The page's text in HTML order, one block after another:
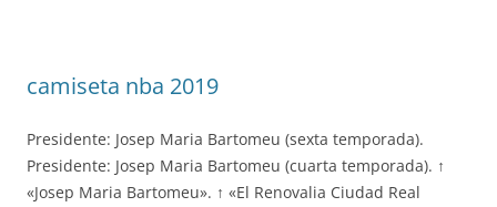
camiseta nba 2019
Presidente: Josep Maria Bartomeu (sexta temporada).
Presidente: Josep Maria Bartomeu (cuarta temporada). ↑
«Josep Maria Bartomeu». ↑ «El Renovalia Ciudad Real